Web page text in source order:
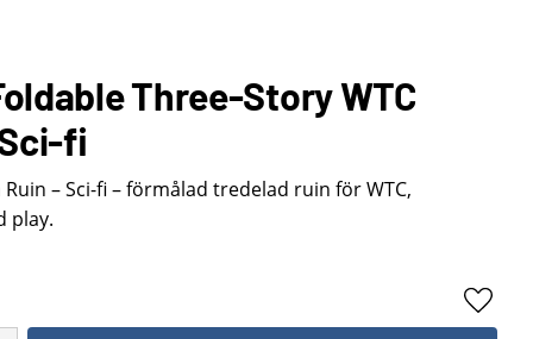
Three-Story WTC
fi
– Sci-fi – förmålad tredelad ruin för WTC,
play.
Lägg